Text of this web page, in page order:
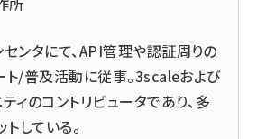
センタにて、API管理や認証周りの
/普及活動に従事。3scaleおよび
ィのコントリビュータであり、多
している。